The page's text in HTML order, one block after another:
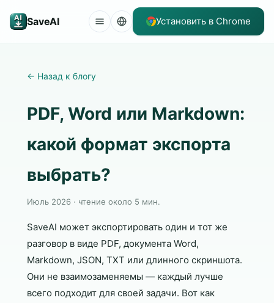
SaveAI Установить в Chrome
← Назад к блогу
PDF, Word или Markdown:
какой формат экспорта
выбрать?
Июль 2026 · чтение около 5 мин.
SaveAI может экспортировать один и тот же
разговор в виде PDF, документа Word,
Markdown, JSON, TXT или длинного скриншота.
Они не взаимозаменяемы — каждый лучше
всего подходит для своей задачи. Вот как